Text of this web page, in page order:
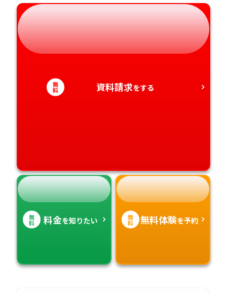
岐阜県
静岡県
奈良県
和歌山県
山口県
徳島県
愛媛県
大分県
鹿児島県
無
料 資料請求をする
無
料 料金を知りたい 無
料 無料体験を予約